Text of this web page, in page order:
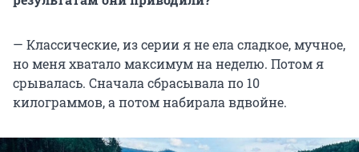
— Классические, из серии я не ела сладкое, мучное,
но меня хватало максимум на неделю. Потом я
срывалась. Сначала сбрасывала по 10
килограммов, а потом набирала вдвойне.